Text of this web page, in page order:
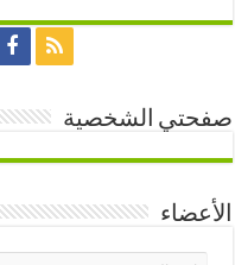
صفحتي الشخصية
الأعضاء